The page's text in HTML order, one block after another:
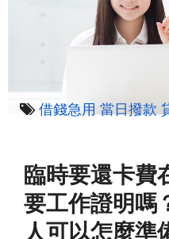
借錢急用 當日撥款
臨時要還卡費
要工作證明嗎
人可以怎麼準